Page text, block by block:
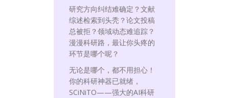
研究方向纠结难确定？文献
综述检索到头秃？论文投稿
总被拒？领域动态难追踪？
漫漫科研路，最让你头疼的
环节是哪个呢？
无论是哪个，都不用担心！
你的科研神器已就绪，
SCiNiTO——强大的AI科研